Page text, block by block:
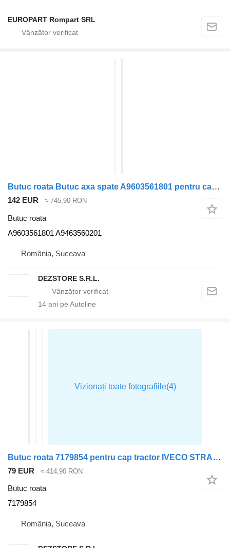
EUROPART Rompart SRL
Butuc roata Butuc axa spate A9603561801 pentru cap tractor Mercedes-Benz ACTROS MP4
142 EUR ≈ 745,90 RON
Butuc roata
A9603561801 A9463560201
România, Suceava
DEZSTORE S.R.L.
14 ani pe Autoline
Butuc roata 7179854 pentru cap tractor IVECO STRALIS
79 EUR ≈ 414,90 RON
Butuc roata
7179854
România, Suceava